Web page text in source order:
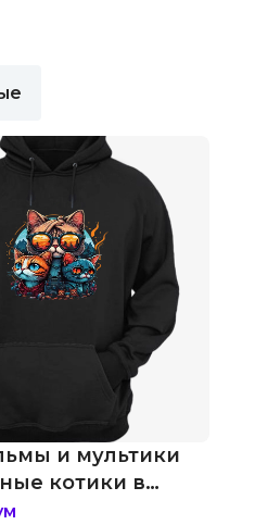
и мультики
котики в